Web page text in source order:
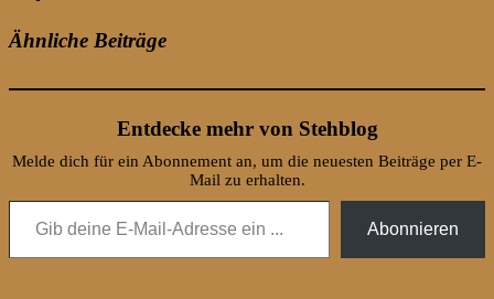
Ähnliche Beiträge
Entdecke mehr von Stehblog
Melde dich für ein Abonnement an, um die neuesten Beiträge per E-
Mail zu erhalten.
Gib deine E-Mail-Adresse ein ...
Abonnieren